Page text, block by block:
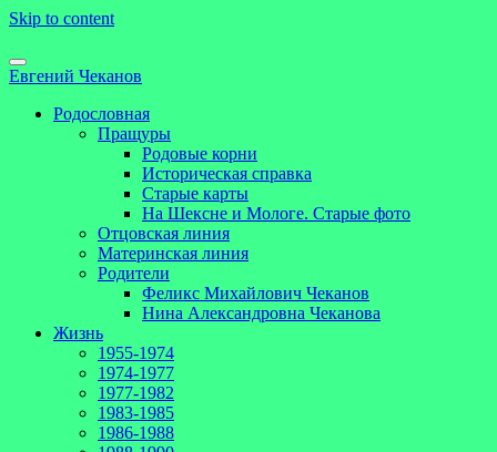
Skip to content
Евгений Чеканов
Родословная
Пращуры
Родовые корни
Историческая справка
Старые карты
На Шексне и Мологе. Старые фото
Отцовская линия
Материнская линия
Родители
Феликс Михайлович Чеканов
Нина Александровна Чеканова
Жизнь
1955-1974
1974-1977
1977-1982
1983-1985
1986-1988